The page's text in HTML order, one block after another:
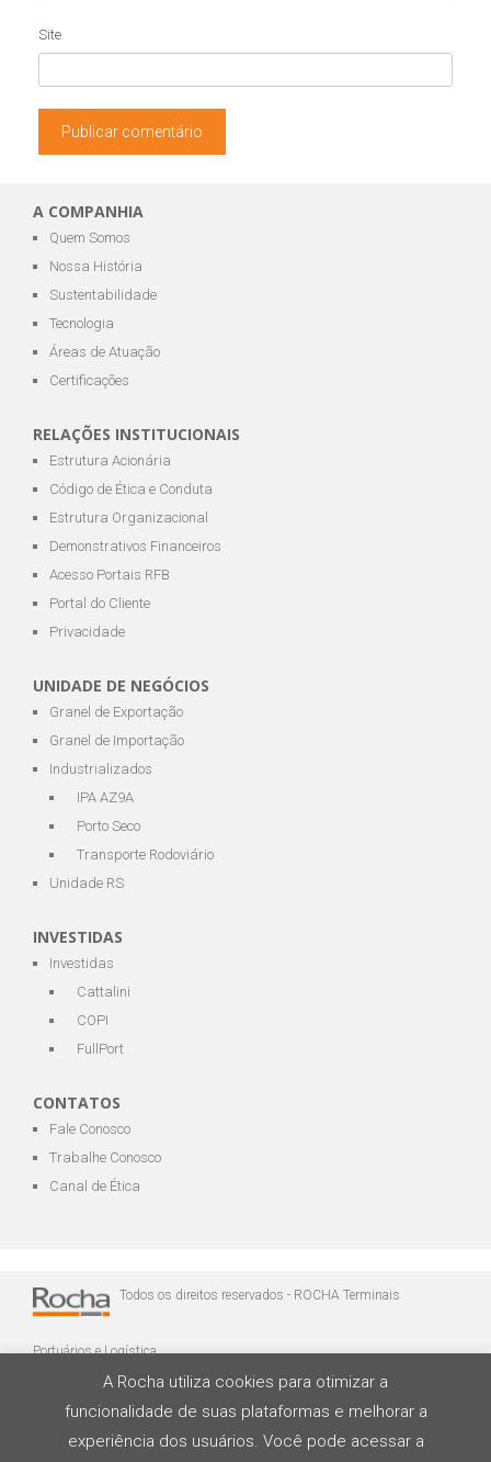
Site
A COMPANHIA
Quem Somos
Nossa História
Sustentabilidade
Tecnologia
Áreas de Atuação
Certificações
RELAÇÕES INSTITUCIONAIS
Estrutura Acionária
Código de Ética e Conduta
Estrutura Organizacional
Demonstrativos Financeiros
Acesso Portais RFB
Portal do Cliente
Privacidade
UNIDADE DE NEGÓCIOS
Granel de Exportação
Granel de Importação
Industrializados
IPA AZ9A
Porto Seco
Transporte Rodoviário
Unidade RS
INVESTIDAS
Investidas
Cattalini
COPI
FullPort
CONTATOS
Fale Conosco
Trabalhe Conosco
Canal de Ética
Todos os direitos reservados - ROCHA Terminais
Portuários e Logística
A Rocha utiliza cookies para otimizar a
funcionalidade de suas plataformas e melhorar a
experiência dos usuários. Você pode acessar a